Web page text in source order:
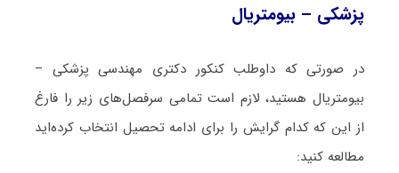
پزشکی – بیومتریال
در صورتی که داوطلب کنکور دکتری مهندسی پزشکی –
بیومتریال هستید، لازم است تمامی سرفصل‌های زیر را فارغ
از این که کدام گرایش را برای ادامه تحصیل انتخاب کرده‌اید
مطالعه کنید: